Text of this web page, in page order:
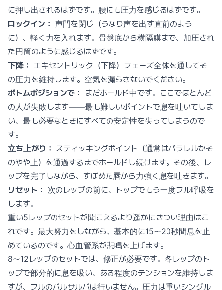
に押し出されるはずです。腰にも圧力を感じるはずです。
ロックイン： 声門を閉じ（うなり声を出す直前のよう
に）、軽く力を入れます。骨盤底から横隔膜まで、加圧され
た円筒のように感じるはずです。
下降： エキセントリック（下降）フェーズ全体を通してそ
の圧力を維持します。空気を漏らさないでください。
ボトムポジションで：
まだホールド中です。ここでほとんど
の人が失敗します——最も難しいポイントで息を吐いてしま
い、最も必要なときにすべての安定性を失ってしまうので
す。
立ち上がり： スティッキングポイント（通常はパラレルかそ
のやや上）を通過するまでホールドし続けます。その後、レ
ップを完了しながら、すぼめた唇から力強く息を吐きます。
リセット： 次のレップの前に、トップでもう一度フル呼吸を
します。
重い5レップのセットが聞こえるより遥かにきつい理由はこ
れです。最大努力をしながら、基本的に15〜20秒間息を止
めているのです。心血管系が悲鳴を上げます。
8〜12レップのセットでは、修正が必要です。各レップのト
ップで部分的に息を吸い、ある程度のテンションを維持しま
すが、フルのバルサルバは行いません。圧力は重いシングル